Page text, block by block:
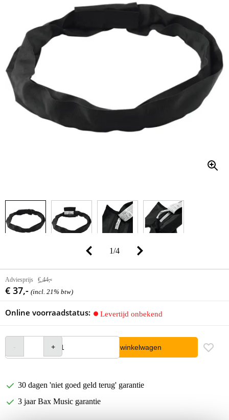
1/4
Adviesprijs € 44,-
€ 37,- (incl. 21% btw)
Online voorraadstatus: Levertijd onbekend
In winkelwagen
30 dagen 'niet goed geld terug' garantie
3 jaar Bax Music garantie